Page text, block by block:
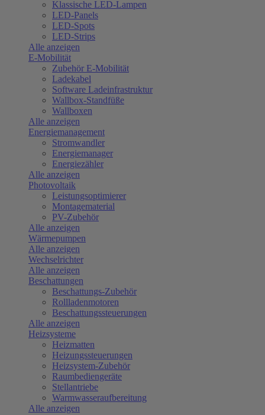
Klassische LED-Lampen
LED-Panels
LED-Spots
LED-Strips
Alle anzeigen
E-Mobilität
Zubehör E-Mobilität
Ladekabel
Software Ladeinfrastruktur
Wallbox-Standfüße
Wallboxen
Alle anzeigen
Energiemanagement
Stromwandler
Energiemanager
Energiezähler
Alle anzeigen
Photovoltaik
Leistungsoptimierer
Montagematerial
PV-Zubehör
Alle anzeigen
Wärmepumpen
Alle anzeigen
Wechselrichter
Alle anzeigen
Beschattungen
Beschattungs-Zubehör
Rollladenmotoren
Beschattungssteuerungen
Alle anzeigen
Heizsysteme
Heizmatten
Heizungssteuerungen
Heizsystem-Zubehör
Raumbediengeräte
Stellantriebe
Warmwasseraufbereitung
Alle anzeigen